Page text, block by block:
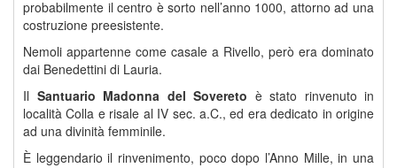
probabilmente il centro è sorto nell’anno 1000, attorno ad una
costruzione preesistente.
Nemoli appartenne come casale a Rivello, però era dominato
dai Benedettini di Lauria.
Il Santuario Madonna del Sovereto è stato rinvenuto in
località Colla e risale al IV sec. a.C., ed era dedicato in origine
ad una divinità femminile.
È leggendario il rinvenimento, poco dopo l’Anno Mille, in una